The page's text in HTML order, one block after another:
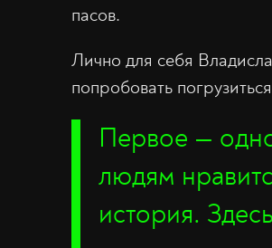
пасов.
Лично для себя
попробовать
Первое —
людям
история.